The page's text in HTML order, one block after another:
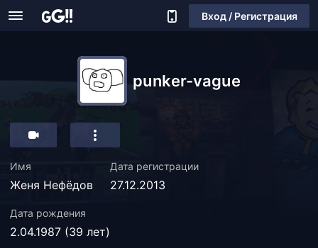
Вход / Регистрация
punker-vague
Имя
Женя Нефёдов
Дата регистрации
27.12.2013
Дата рождения
2.04.1987 (39 лет)